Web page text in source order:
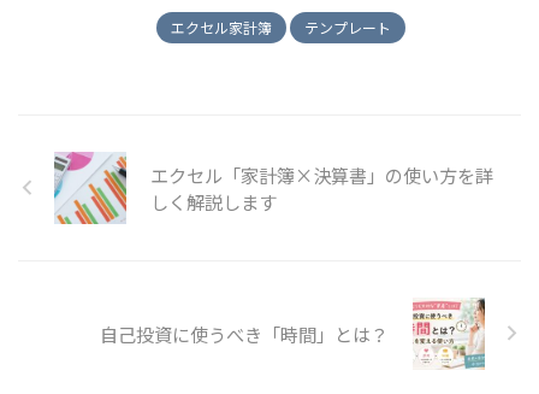
エクセル家計簿 テンプレート
エクセル「家計簿×決算書」の使い方を詳
しく解説します
自己投資に使うべき「時間」とは？